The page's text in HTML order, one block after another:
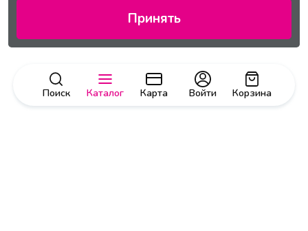
Поиск Каталог Карта Корзина
Войти
Принять